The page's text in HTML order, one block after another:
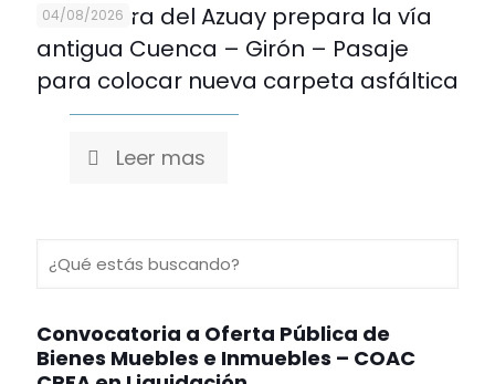
04/08/2026
Prefectura del Azuay prepara la vía
antigua Cuenca – Girón – Pasaje
para colocar nueva carpeta asfáltica
Leer mas
Convocatoria a Oferta Pública de
Bienes Muebles e Inmuebles – COAC